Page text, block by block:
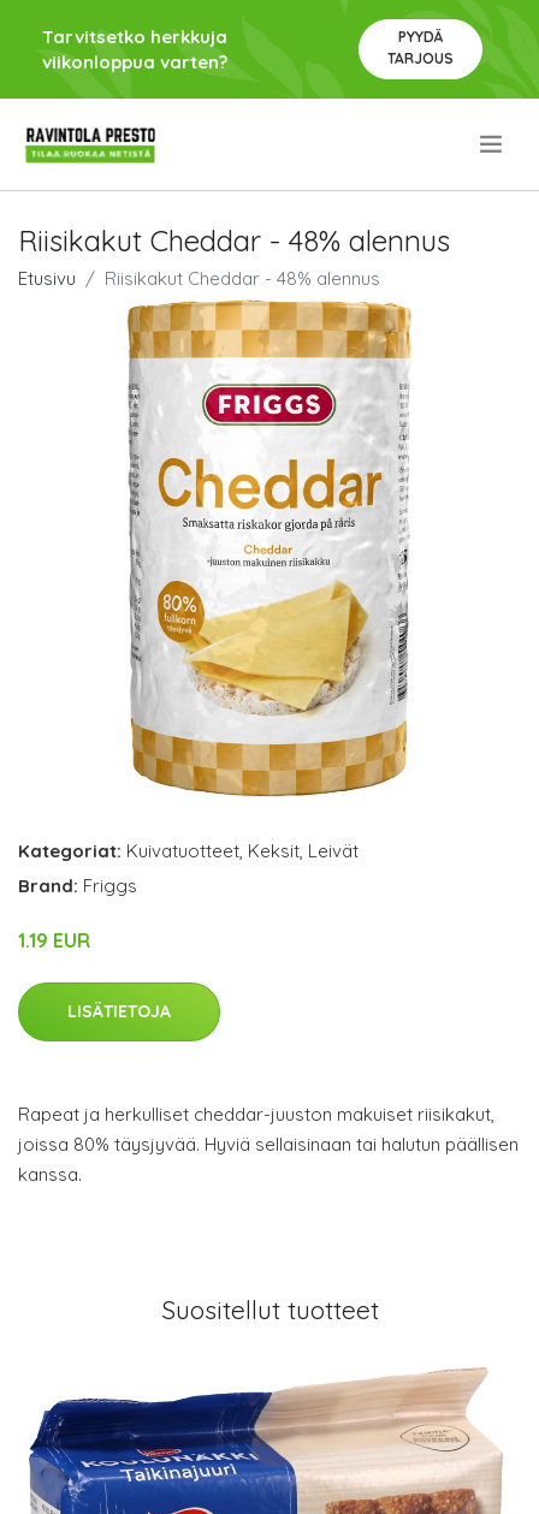
Tarvitsetko herkkuja
viikonloppua varten?
PYYDÄ
TARJOUS
Riisikakut Cheddar - 48% alennus
Etusivu Riisikakut Cheddar - 48% alennus
Kategoriat: Kuivatuotteet, Keksit, Leivät
Brand: Friggs
1.19 EUR
LISÄTIETOJA
Rapeat ja herkulliset cheddar-juuston makuiset riisikakut,
joissa 80% täysjyvää. Hyviä sellaisinaan tai halutun päällisen
kanssa.
Suositellut tuotteet